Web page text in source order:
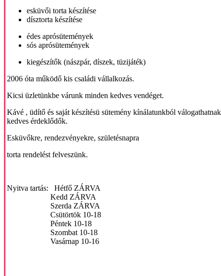
esküvői torta készítése
dísztorta készítése
édes aprósütemények
sós aprósütemények
kiegészítők (nászpár, díszek, tüzijáték)
2006 óta működő kis családi vállalkozás.
Kicsi üzletünkbe várunk minden kedves vendéget.
Kávé , üdítő és saját készítésü sütemény kínálatunkból
kedves érdeklődők.
Esküvőkre, rendezvényekre, születésnapra
torta rendelést felveszünk.
Nyitva tartás: Hétfő ZÁRVA
Kedd ZÁRVA
Szerda ZÁRVA
Csütörtök 10-18
Péntek 10-18
Szombat 10-18
Vasárnap 10-16